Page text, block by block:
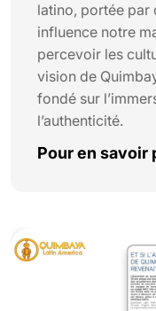
latino, portée par
influence notre
percevoir les
vision de
fondé sur
l’authenticité.
Pour en savoir